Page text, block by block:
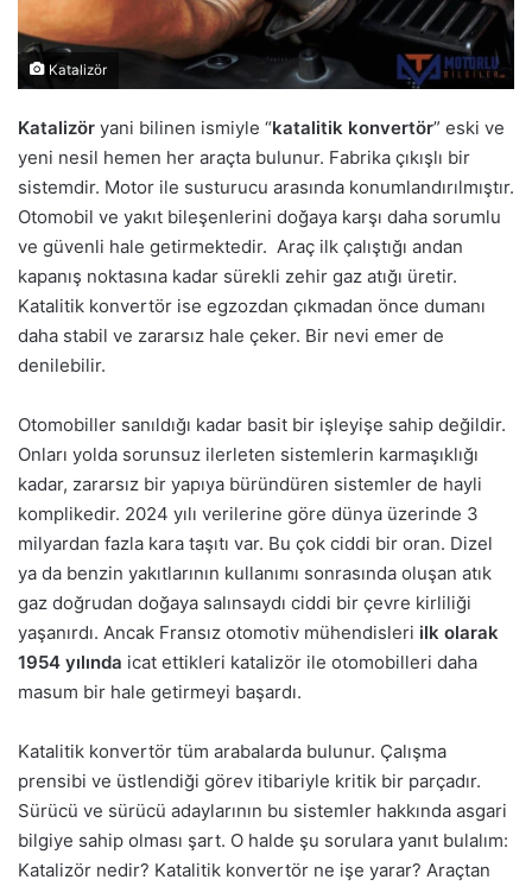
Katalizör
Katalizör yani bilinen ismiyle “katalitik konvertör” eski ve
yeni nesil hemen her araçta bulunur. Fabrika çıkışlı bir
sistemdir. Motor ile susturucu arasında konumlandırılmıştır.
Otomobil ve yakıt bileşenlerini doğaya karşı daha sorumlu
ve güvenli hale getirmektedir. Araç ilk çalıştığı andan
kapanış noktasına kadar sürekli zehir gaz atığı üretir.
Katalitik konvertör ise egzozdan çıkmadan önce dumanı
daha stabil ve zararsız hale çeker. Bir nevi emer de
denilebilir.
Otomobiller sanıldığı kadar basit bir işleyişe sahip değildir.
Onları yolda sorunsuz ilerleten sistemlerin karmaşıklığı
kadar, zararsız bir yapıya büründüren sistemler de hayli
komplikedir. 2024 yılı verilerine göre dünya üzerinde 3
milyardan fazla kara taşıtı var. Bu çok ciddi bir oran. Dizel
ya da benzin yakıtlarının kullanımı sonrasında oluşan atık
gaz doğrudan doğaya salınsaydı ciddi bir çevre kirliliği
yaşanırdı. Ancak Fransız otomotiv mühendisleri ilk olarak
1954 yılında icat ettikleri katalizör ile otomobilleri daha
masum bir hale getirmeyi başardı.
Katalitik konvertör tüm arabalarda bulunur. Çalışma
prensibi ve üstlendiği görev itibariyle kritik bir parçadır.
Sürücü ve sürücü adaylarının bu sistemler hakkında asgari
bilgiye sahip olması şart. O halde şu sorulara yanıt bulalım:
Katalizör nedir? Katalitik konvertör ne işe yarar? Araçtan